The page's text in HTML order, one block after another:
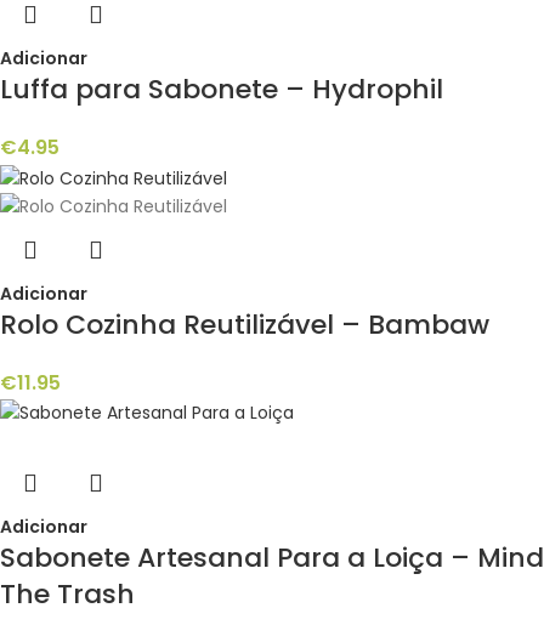
Adicionar
Luffa para Sabonete – Hydrophil
€4.95
Adicionar
Rolo Cozinha Reutilizável – Bambaw
€11.95
Adicionar
Sabonete Artesanal Para a Loiça – Mind
The Trash